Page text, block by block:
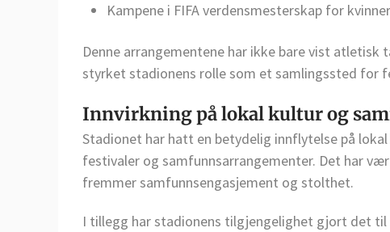
Kampene i FIFA verdensmesterskap for
Denne arrangementene har ikke bare vist
styrket stadionens rolle som et samlingssted for
Innvirkning på lokal kultur og
Stadionet har hatt en betydelig innflytelse på
festivaler og samfunnsarrangementer. Det har
fremmer samfunnsengasjement og stolthet.
I tillegg har stadionens tilgjengelighet gjort det